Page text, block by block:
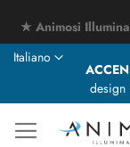
★ Animosi
Lingua
Italiano